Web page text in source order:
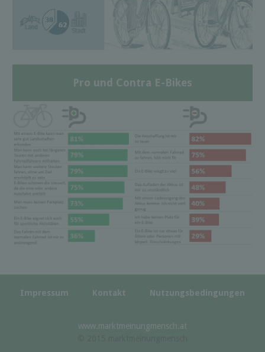
Pro und Contra E-Bikes
Impressum Kontakt Nutzungsbedingungen
www.marktmeinungmensch.at